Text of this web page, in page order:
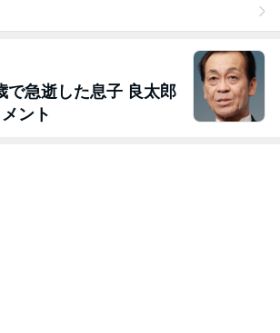
で急逝した息子 良太郎
ント